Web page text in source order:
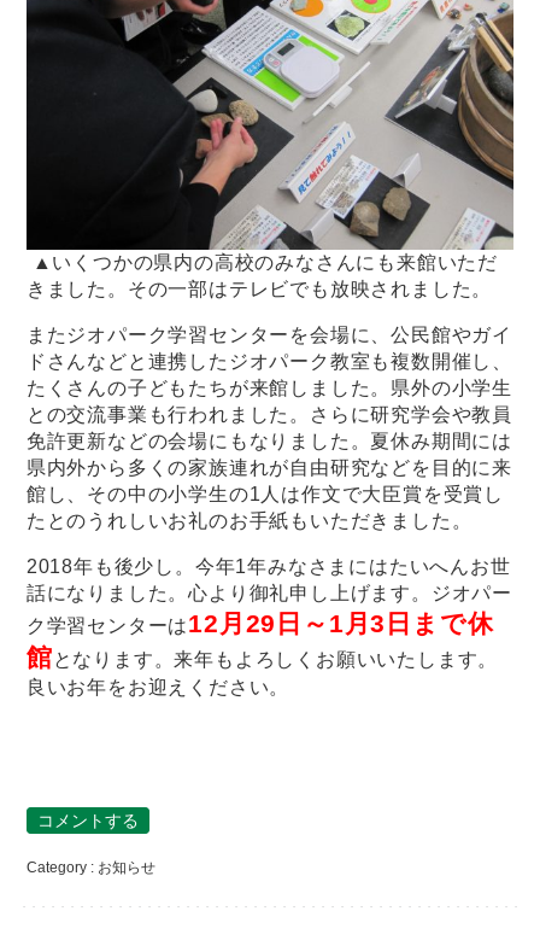
▲いくつかの県内の高校のみなさんにも来館いただ
きました。その一部はテレビでも放映されました。
またジオパーク学習センターを会場に、公民館やガイ
ドさんなどと連携したジオパーク教室も複数開催し、
たくさんの子どもたちが来館しました。県外の小学生
との交流事業も行われました。さらに研究学会や教員
免許更新などの会場にもなりました。夏休み期間には
県内外から多くの家族連れが自由研究などを目的に来
館し、その中の小学生の1人は作文で大臣賞を受賞し
たとのうれしいお礼のお手紙もいただきました。
2018年も後少し。今年1年みなさまにはたいへんお世
話になりました。心より御礼申し上げます。ジオパー
ク学習センターは12月29日～1月3日まで休
館となります。来年もよろしくお願いいたします。
良いお年をお迎えください。
コメントする
Category : お知らせ